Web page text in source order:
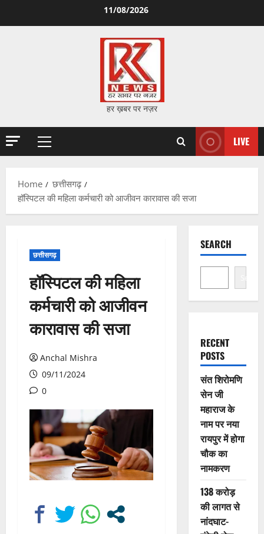
11/08/2026
हर ख़बर पर नज़र
Primary
LIVE
Home
छत्तीसगढ़
हॉस्पिटल की महिला कर्मचारी को आजीवन कारावास की सजा
छत्तीसगढ़
हॉस्पिटल की महिला
कर्मचारी को आजीवन
कारावास की सजा
Anchal Mishra
09/11/2024
0
SEARCH
Search
RECENT
POSTS
संत शिरोमणि
सेन जी
महाराज के
नाम पर नया
रायपुर में होगा
चौक का
नामकरण
138 करोड़
की लागत से
नांदघाट-